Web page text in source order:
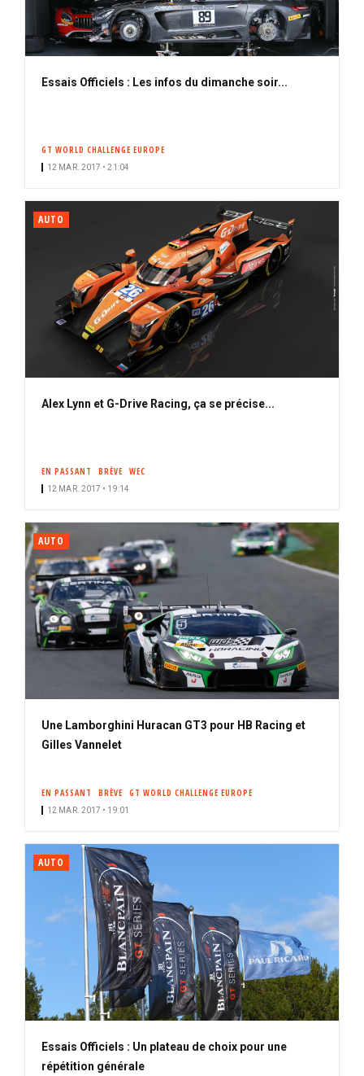
Essais Officiels : Les infos du dimanche soir...
GT WORLD CHALLENGE EUROPE
12 MAR. 2017 • 21:04
AUTO
Alex Lynn et G-Drive Racing, ça se précise...
EN PASSANT BRÈVE WEC
12 MAR. 2017 • 19:14
AUTO
Une Lamborghini Huracan GT3 pour HB Racing et
Gilles Vannelet
EN PASSANT BRÈVE GT WORLD CHALLENGE EUROPE
12 MAR. 2017 • 19:01
AUTO
Essais Officiels : Un plateau de choix pour une
répétition générale